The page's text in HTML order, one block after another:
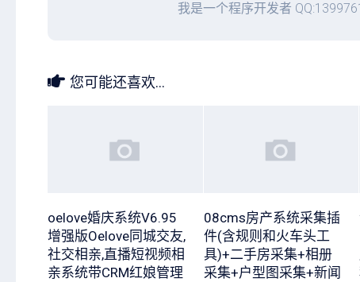
我是一个程序开发者
您可能还喜欢...
oelove婚庆系统V6.95
增强版Oelove同城交友,
社交相亲,直播短视频相
亲系统带CRM红娘管理
08cms房产系统采集插
件(含规则和火车头工
具)+二手房采集+相册
采集+户型图采集+新闻